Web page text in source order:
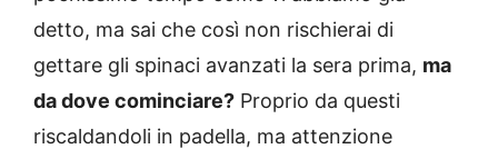
detto, ma sai che così non rischierai di
gettare gli spinaci avanzati la sera prima, ma
da dove cominciare? Proprio da questi
riscaldandoli in padella, ma attenzione